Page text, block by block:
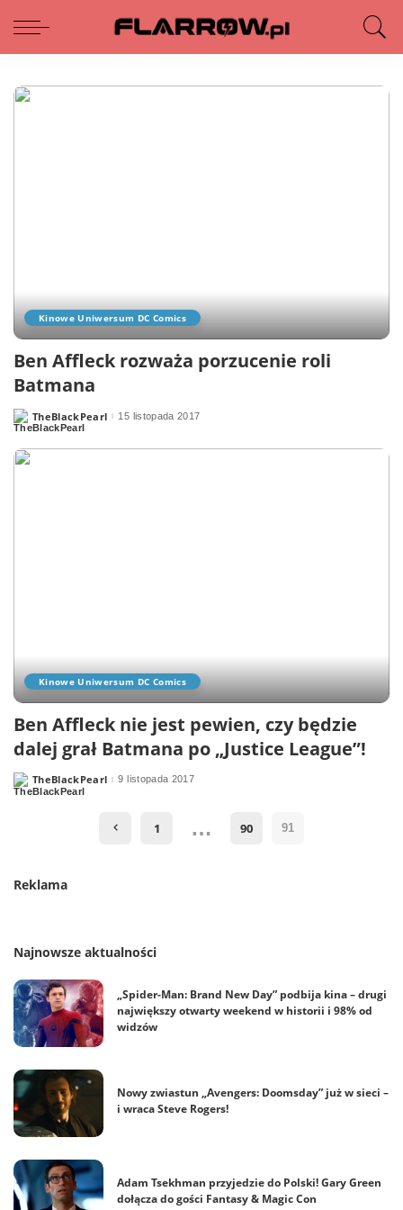
Kinowe Uniwersum DC Comics
Ben Affleck rozważa porzucenie roli
Batmana
Posted
by
TheBlackPearl 15 listopada 2017
Kinowe Uniwersum DC Comics
Ben Affleck nie jest pewien, czy będzie
dalej grał Batmana po „Justice League”!
Posted
by
TheBlackPearl 9 listopada 2017
1 … 90 91
Reklama
Najnowsze aktualności
„Spider-Man: Brand New Day” podbija kina – drugi
największy otwarty weekend w historii i 98% od
widzów
Nowy zwiastun „Avengers: Doomsday” już w sieci –
i wraca Steve Rogers!
Adam Tsekhman przyjedzie do Polski! Gary Green
dołącza do gości Fantasy & Magic Con